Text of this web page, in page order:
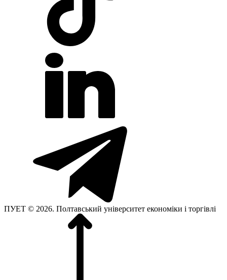
ПУЕТ © 2026. Полтавський університет економіки і торгівлі